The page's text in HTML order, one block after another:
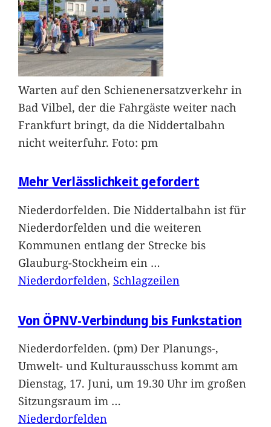
Warten auf den Schienenersatzverkehr in
Bad Vilbel, der die Fahrgäste weiter nach
Frankfurt bringt, da die Niddertalbahn
nicht weiterfuhr. Foto: pm
Mehr Verlässlichkeit gefordert
Niederdorfelden. Die Niddertalbahn ist für
Niederdorfelden und die weiteren
Kommunen entlang der Strecke bis
Glauburg-Stockheim ein …
Niederdorfelden, Schlagzeilen
Von ÖPNV-Verbindung bis Funkstation
Niederdorfelden. (pm) Der Planungs-,
Umwelt- und Kulturausschuss kommt am
Dienstag, 17. Juni, um 19.30 Uhr im großen
Sitzungsraum im …
Niederdorfelden